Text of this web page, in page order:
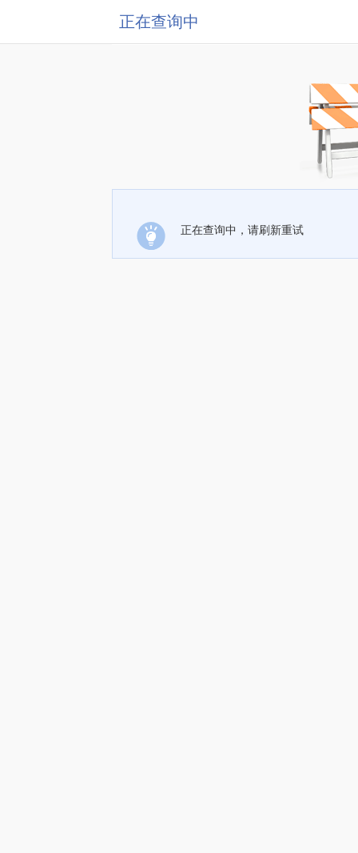
正在查询中
正在查询中，请刷新重试